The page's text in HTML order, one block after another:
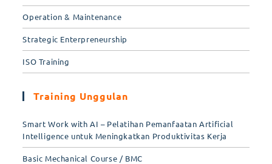
Operation & Maintenance
Strategic Enterpreneurship
ISO Training
Training Unggulan
Smart Work with AI – Pelatihan Pemanfaatan Artificial
Intelligence untuk Meningkatkan Produktivitas Kerja
Basic Mechanical Course / BMC